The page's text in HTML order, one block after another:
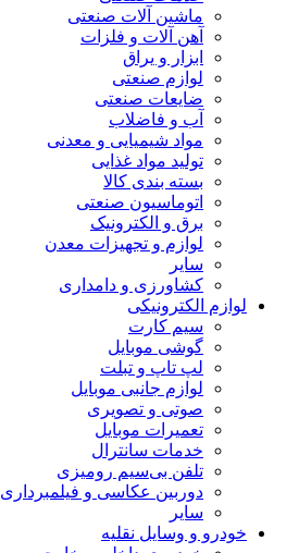
ماشین آلات صنعتی
آهن آلات و فلزات
ابزار و یراق
لوازم صنعتی
ضایعات صنعتی
آب و فاضلاب
مواد شیمیایی و معدنی
تولید مواد غذایی
بسته بندی کالا
اتوماسیون صنعتی
برق و الکترونیک
لوازم و تجهیزات معدن
سایر
کشاورزی و دامداری
لوازم الکترونیکی
سیم کارت
گوشی موبایل
لپ تاپ و تبلت
لوازم جانبی موبایل
صوتی و تصویری
تعمیرات موبایل
خدمات سانترال
تلفن بی‌سیم رومیزی
دوربین عکاسی و فیلمبرداری
سایر
خودرو و وسایل نقلیه